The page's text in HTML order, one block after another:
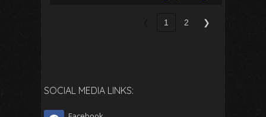
1 2 ❯
SOCIAL MEDIA LINKS: